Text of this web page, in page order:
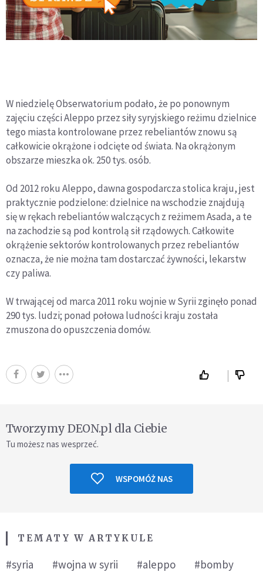
W niedzielę Obserwatorium podało, że po ponownym
zajęciu części Aleppo przez siły syryjskiego reżimu dzielnice
tego miasta kontrolowane przez rebeliantów znowu są
całkowicie okrążone i odcięte od świata. Na okrążonym
obszarze mieszka ok. 250 tys. osób.
Od 2012 roku Aleppo, dawna gospodarcza stolica kraju, jest
praktycznie podzielone: dzielnice na wschodzie znajdują
się w rękach rebeliantów walczących z reżimem Asada, a te
na zachodzie są pod kontrolą sił rządowych. Całkowite
okrążenie sektorów kontrolowanych przez rebeliantów
oznacza, że nie można tam dostarczać żywności, lekarstw
czy paliwa.
W trwającej od marca 2011 roku wojnie w Syrii zginęło ponad
290 tys. ludzi; ponad połowa ludności kraju została
zmuszona do opuszczenia domów.
Tworzymy DEON.pl dla Ciebie
Tu możesz nas wesprzeć.
WSPOMÓŻ NAS
TEMATY W ARTYKULE
#syria #wojna w syrii #aleppo #bomby